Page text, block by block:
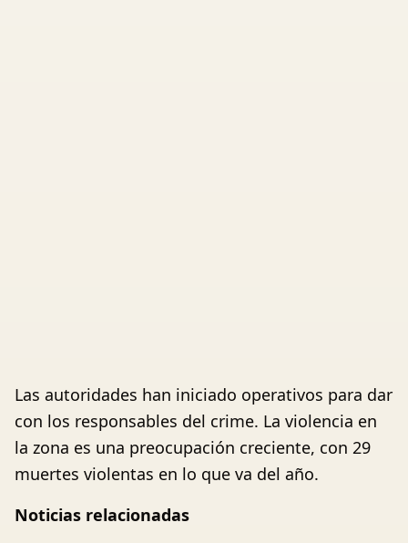
Las autoridades han iniciado operativos para dar
con los responsables del crime. La violencia en
la zona es una preocupación creciente, con 29
muertes violentas en lo que va del año.
Noticias relacionadas